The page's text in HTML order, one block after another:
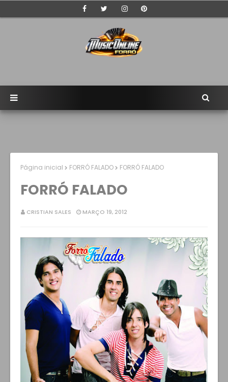
Página inicial FORRÓ FALADO FORRÓ FALADO
FORRÓ FALADO
CRISTIAN SALES MARÇO 19, 2012